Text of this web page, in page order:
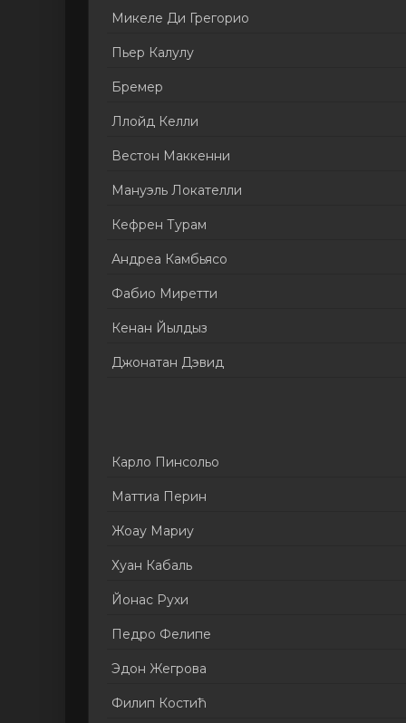
Микеле Ди Грегорио
Пьер Калулу
Бремер
Ллойд Келли
Вестон Маккенни
Мануэль Локателли
Кефрен Турам
Андреа Камбьясо
Фабио Миретти
Кенан Йылдыз
Джонатан Дэвид
Карло Пинсольо
Маттиа Перин
Жоау Мариу
Хуан Кабаль
Йонас Рухи
Педро Фелипе
Эдон Жегрова
Филип Костић